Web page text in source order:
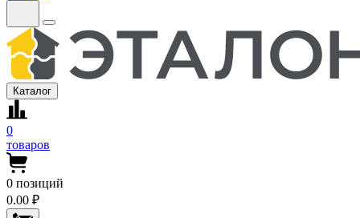
Каталог
0
товаров
0 позиций
0.00 ₽